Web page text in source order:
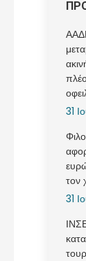
31
τον
31